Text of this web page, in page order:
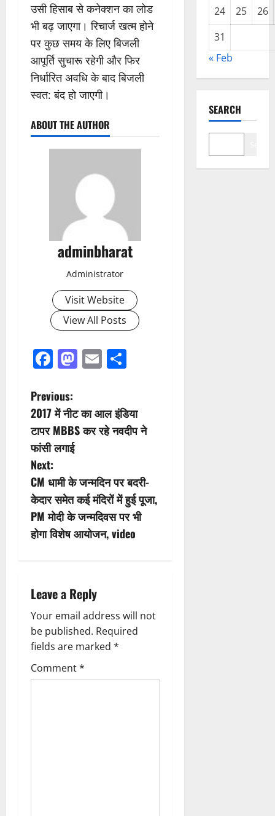
उसी हिसाब से कनेक्शन का लोड
भी बढ़ जाएगा। रिचार्ज खत्म होने
पर कुछ समय के लिए बिजली
आपूर्ति सुचारू रहेगी और फिर
निर्धारित अवधि के बाद बिजली
स्वत: बंद हो जाएगी।
ABOUT THE AUTHOR
adminbharat
Administrator
Visit Website
View All Posts
Facebook
Mastodon
Email
P
o
s
t
n
a
g
a
t
i
Previous:
2017 में नीट का आल इंडिया
टापर MBBS कर रहे नवदीप ने
फांसी लगाई
Next:
CM धामी के जन्मदिन पर बदरी-
केदार समेत कई मंदिरों में हुई पूजा,
PM मोदी के जन्मदिवस पर भी
होगा विशेष आयोजन, video
Leave a Reply
Your email address will not
be published. Required
fields are marked *
Comment*
24
25
26
31
« Feb
SEARCH